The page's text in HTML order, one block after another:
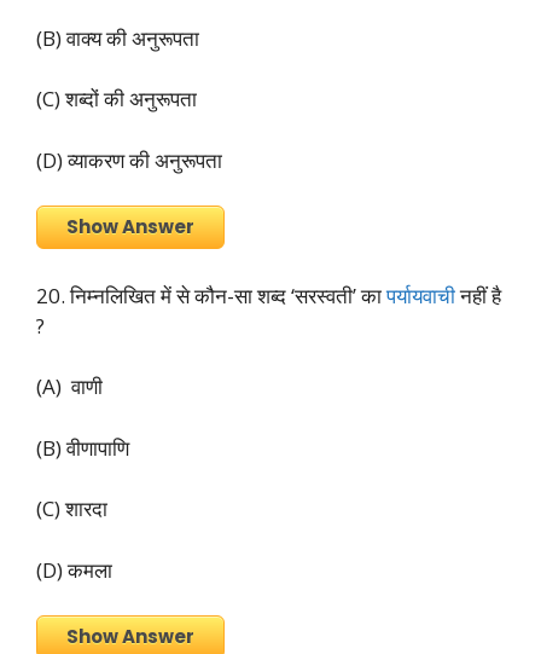
(B) वाक्य की अनुरूपता
(C) शब्दों की अनुरूपता
(D) व्याकरण की अनुरूपता
Show Answer
20. निम्नलिखित में से कौन-सा शब्द ‘सरस्वती’ कापर्यायवाचीनहीं है
?
(A) वाणी
(B) वीणापाणि
(C) शारदा
(D) कमला
Show Answer